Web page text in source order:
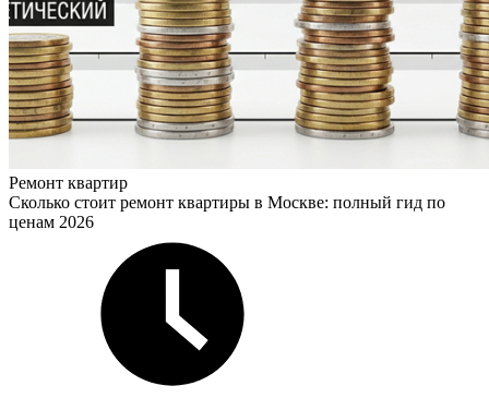
Ремонт квартир
Сколько стоит ремонт квартиры в Москве: полный гид по
ценам 2026